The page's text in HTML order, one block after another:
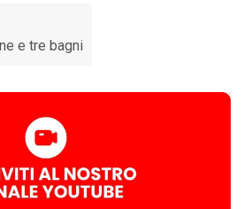
e tre bagni